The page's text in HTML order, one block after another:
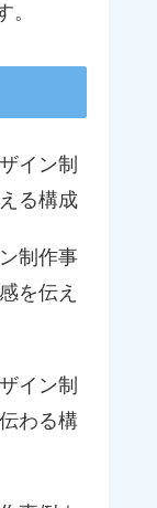
。
イン制
る構成
制作事
を伝え
イン制
わる構